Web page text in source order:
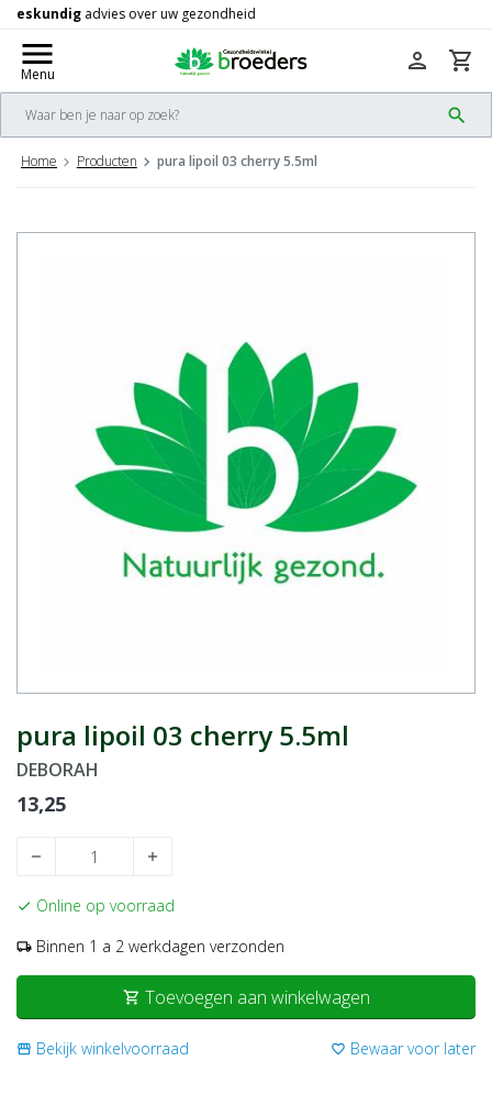
check Gratisverzending vanaf 50,-
menu
Menu
search
person shopping_cart
Home Producten pura lipoil 03 cherry 5.5ml
pura lipoil 03 cherry 5.5ml
DEBORAH
13,25
remove add
check Online op voorraad
local_shipping Binnen 1 a 2 werkdagen verzonden
shopping_cart Toevoegen aan winkelwagen
storefront Bekijk winkelvoorraad favorite_border Bewaar voor later